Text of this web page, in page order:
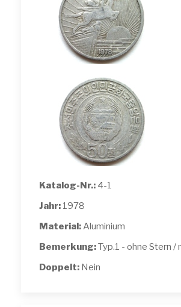
Katalog-Nr.: 4-1
Jahr: 1978
Material:Aluminium
Bemerkung:Typ.1 - ohne Stern /
Doppelt: Nein